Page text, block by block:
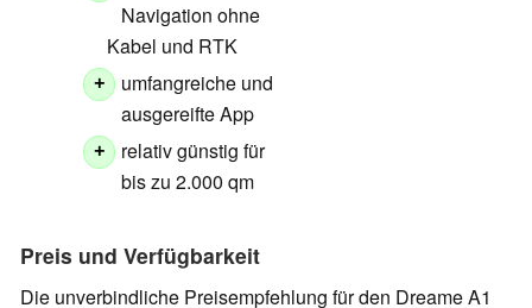
Navigation ohne
Kabel und RTK
+
umfangreiche und
ausgereifte App
+
relativ günstig für
bis zu 2.000 qm
Preis und Verfügbarkeit
Die unverbindliche Preisempfehlung für den Dreame A1